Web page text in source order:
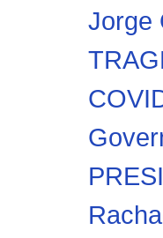
Jorge